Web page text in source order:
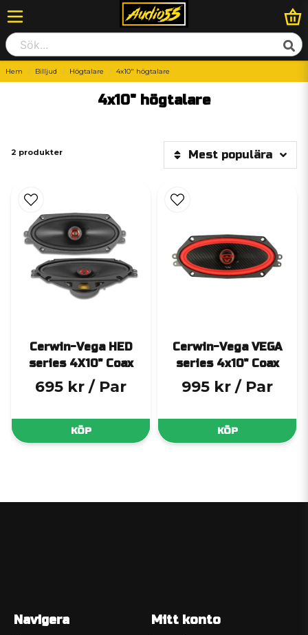
Hem Billjud Högtalare 4x10" högtalare
4x10" högtalare
2 produkter Mest populära
Cerwin-Vega HED
series 4X10" Coax
695 kr / Par
KÖP
Cerwin-Vega VEGA
series 4x10" Coax
995 kr / Par
KÖP
Navigera Mitt konto